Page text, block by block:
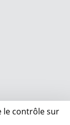
le contrôle sur